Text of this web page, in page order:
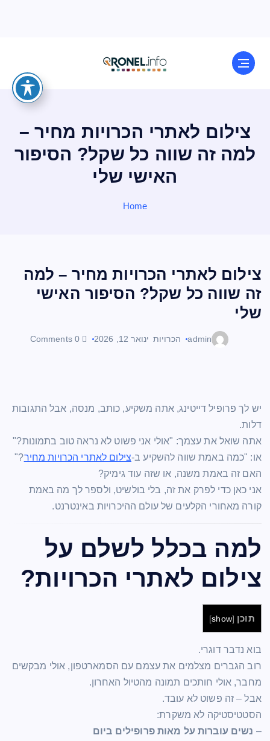
צילום לאתרי הכרויות מחיר –
למה זה שווה כל שקל? הסיפור
האישי שלי
Home
צילום לאתרי הכרויות מחיר – למה
זה שווה כל שקל? הסיפור האישי
שלי
admin הכרויות ינואר 12, 2026
יש לך פרופיל דייטינג, אתה משקיע, כותב, מנסה, אבל התגובות
דלות.
אתה שואל את עצמך: "אולי אני פשוט לא נראה טוב בתמונות?"
או: "כמה באמת שווה להשקיע ב-צילום לאתרי הכרויות מחיר?"
האם זה באמת משנה, או שזה עוד גימיק?
אני כאן כדי לפרק את זה, בלי בולשיט, ולספר לך מה באמת
קורה מאחורי הקלעים של עולם ההיכרויות באינטרנט.
למה בכלל לשלם על
צילום לאתרי הכרויות?
תוכן [
show
]
בוא נדבר דוגרי.
רוב הגברים מצלמים את עצמם עם הסמארטפון, אולי מבקשים
מחבר, אולי חותכים תמונה מהטיול האחרון.
אבל – זה פשוט לא עובד.
הסטטיסטיקה לא משקרת:
– נשים עוברות על מאות פרופילים ביום